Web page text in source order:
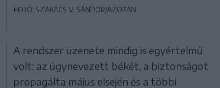
FOTÓ: SZAKÁCS V. SÁNDOR/AZOPAN
A rendszer üzenete mindig is egyértelmű
volt: az úgynevezett békét, a biztonságot
propagálta május elsején és a többi